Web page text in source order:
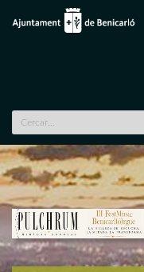
Previous